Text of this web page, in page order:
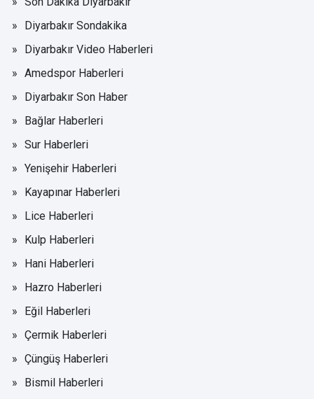
Diyarbakır Sondakika
Diyarbakır Video Haberleri
Amedspor Haberleri
Diyarbakır Son Haber
Bağlar Haberleri
Sur Haberleri
Yenişehir Haberleri
Kayapınar Haberleri
Lice Haberleri
Kulp Haberleri
Hani Haberleri
Hazro Haberleri
Eğil Haberleri
Çermik Haberleri
Çüngüş Haberleri
Bismil Haberleri